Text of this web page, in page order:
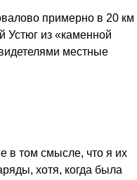
примерно в 20 км
Устюг из «каменной
местные
в том смысле, что я их
хотя, когда была